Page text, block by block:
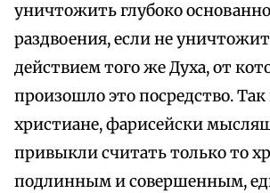
уничтожить глубоко
раздвоения, если не
действием того же Духа, от
произошло это посредство. Так
христиане, фарисейски
привыкли считать только то
подлинным и совершенным,